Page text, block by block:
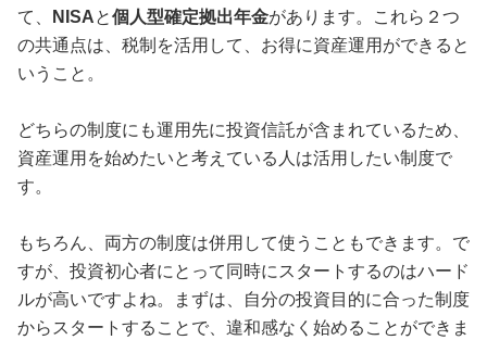
て、
NISAと個人型確定拠出年金があります。これら２つ
の共通点は、税制を活用して、お得に資産運用ができると
いうこと。
どちらの制度にも運用先に投資信託が含まれているため、
資産運用を始めたいと考えている人は活用したい制度で
す。
もちろん、両方の制度は併用して使うこともできます。で
すが、投資初心者にとって同時にスタートするのはハード
ルが高いですよね。まずは、自分の投資目的に合った制度
からスタートすることで、違和感なく始めることができま